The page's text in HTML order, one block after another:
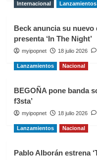
Internacional Lanzamientos
Beck anuncia su nuevo
presenta ‘In The Night’
myipopnet 18 julio 2026
Lanzamientos Nacional
BEGOÑA pone banda
f3sta’
myipopnet 18 julio 2026
Lanzamientos Nacional
Pablo Alborán estrena